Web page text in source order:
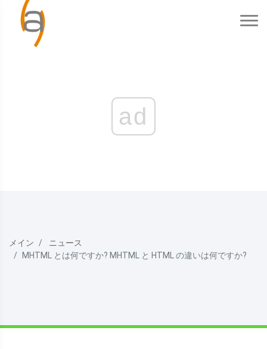
ad
メイン
ニュース
MHTML とは何ですか? MHTML と HTML の違いは何ですか?